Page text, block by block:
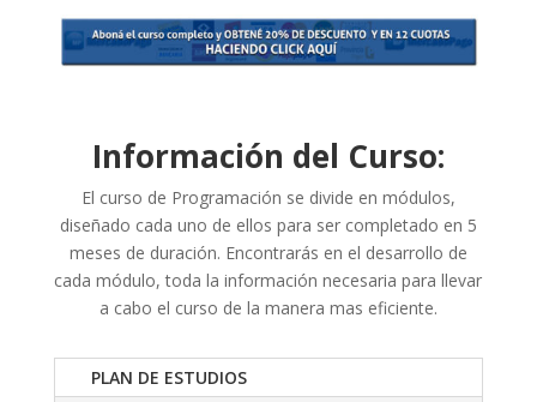
Información del Curso:
El curso de Programación se divide en módulos,
diseñado cada uno de ellos para ser completado en 5
meses de duración. Encontrarás en el desarrollo de
cada módulo, toda la información necesaria para llevar
a cabo el curso de la manera mas eficiente.
PLAN DE ESTUDIOS